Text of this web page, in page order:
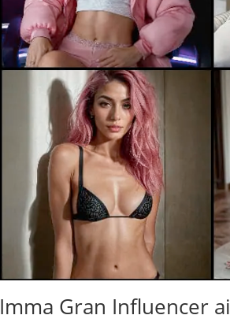
Imma Gran Influencer ai